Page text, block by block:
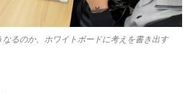
なるのか、ホワイトボードに考えを書き出す